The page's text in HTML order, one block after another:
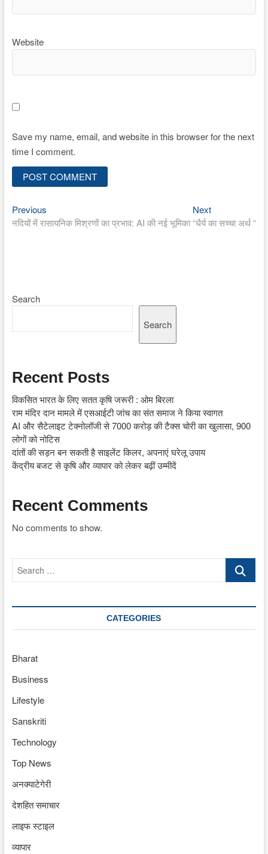
Website
Save my name, email, and website in this browser for the next
time I comment.
Post
navigation
PreviousPrevious
post:
नदियों में रासायनिक मिश्रणों का प्रभाव: AI की नई भूमिका
NextNext
post:
“धैर्य का सच्चा अर्थ “
Search
Search
Recent Posts
विकसित भारत के लिए सतत कृषि जरूरी : ओम बिरला
राम मंदिर दान मामले में एसआईटी जांच का संत समाज ने किया स्वागत
AI और सैटेलाइट टेक्नोलॉजी से 7000 करोड़ की टैक्स चोरी का खुलासा, 900
लोगों को नोटिस
दांतों की सड़न बन सकती है साइलेंट किलर, अपनाएं घरेलू उपाय
केंद्रीय बजट से कृषि और व्यापार को लेकर बढ़ीं उम्मीदें
Recent Comments
No comments to show.
Search
CATEGORIES
Bharat
Business
Lifestyle
Sanskriti
Technology
Top News
अनक्याटेगेरी
देशहित समाचार
लाइफ स्टाइल
व्यापार